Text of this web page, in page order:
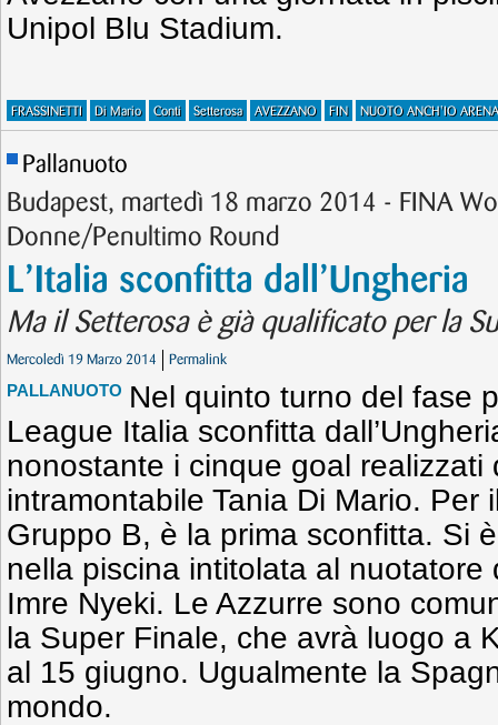
Unipol Blu Stadium.
FRASSINETTI Di Mario Conti Setterosa AVEZZANO FIN NUOTO ANCH'IO ARENA
Pallanuoto
Budapest, martedì 18 marzo 2014 - FINA
Donne/Penultimo Round
L’Italia sconfitta dall’Ungheria
Ma il Setterosa è già qualificato per la
Mercoledì 19 Marzo 2014 Permalink
PALLANUOTO Nel quinto turno del fase
League Italia sconfitta
nonostante i cinque goal realizzati
intramontabile Tania Di Mario. Per
Gruppo B, è la prima sconfitta. Si
nella piscina intitolata al nuotatore
Imre Nyeki. Le Azzurre sono
la Super Finale, che avrà luogo a
al 15 giugno. Ugualmente la
mondo.